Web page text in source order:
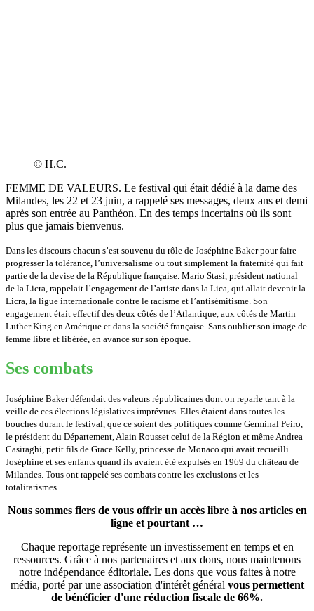
© H.C.
FEMME DE VALEURS. Le festival qui était dédié à la dame des
Milandes, les 22 et 23 juin, a rappelé ses messages, deux ans et demi
après son entrée au Panthéon. En des temps incertains où ils sont
plus que jamais bienvenus.
Dans les discours chacun s’est souvenu du rôle de Joséphine Baker pour faire
progresser la tolérance, l’universalisme ou tout simplement la fraternité qui fait
partie de la devise de la République française. Mario Stasi, président national
de la Licra, rappelait l’engagement de l’artiste dans la Lica, qui allait devenir la
Licra, la ligue internationale contre le racisme et l’antisémitisme. Son
engagement était effectif des deux côtés de l’Atlantique, aux côtés de Martin
Luther King en Amérique et dans la société française. Sans oublier son image de
femme libre et libérée, en avance sur son époque.
Ses combats
Joséphine Baker défendait des valeurs républicaines dont on reparle tant à la
veille de ces élections législatives imprévues. Elles étaient dans toutes les
bouches durant le festival, que ce soient des politiques comme Germinal Peiro,
le président du Département, Alain Rousset celui de la Région et même Andrea
Casiraghi, petit fils de Grace Kelly, princesse de Monaco qui avait recueilli
Joséphine et ses enfants quand ils avaient été expulsés en 1969 du château de
Milandes. Tous ont rappelé ses combats contre les exclusions et les
totalitarismes.
Nous sommes fiers de vous offrir un accès libre à nos articles en
ligne et pourtant …
Chaque reportage représente un investissement en temps et en
ressources. Grâce à nos partenaires et aux dons, nous maintenons
notre indépendance éditoriale. Les dons que vous faites à notre
média, porté par une association d'intérêt général vous permettent
de bénéficier d'une réduction fiscale de 66%.